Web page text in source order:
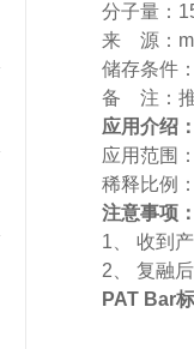
分子量：
来
源：
储存条件
备
注：
应用介绍
应用范围
稀释比例
注意事项
1、收到
2、复融
PAT Bar